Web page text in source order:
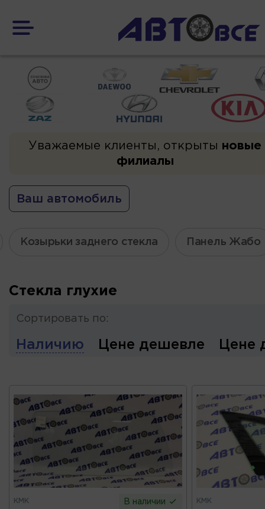
Уважаемые клиенты, открыты новые
филиалы
Ваш автомобиль
Козырьки заднего стекла Панель Жабо
Стекла глухие
Сортировать по:
Наличию Цене дешевле Цене
КМК В наличии КМК